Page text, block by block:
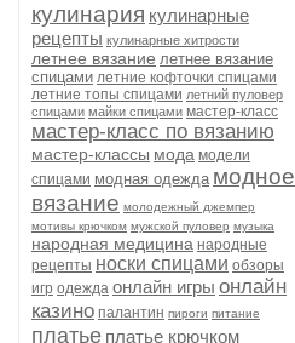
кулинария кулинарные
рецепты кулинарные хитрости
летнее вязание летнее вязание
спицами летние кофточки спицами
летние топы спицами летний пуловер
спицами майки спицами мастер-класс
мастер-класс по вязанию
мастер-классы мода модели
спицами модная одежда модное
вязание молодежный джемпер
мотивы крючком мужской пуловер музыка
народная медицина народные
рецепты носки спицами обзоры
игр одежда онлайн игры онлайн
казино палантин пироги питание
платье платье крючком